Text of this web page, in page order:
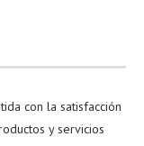
con la satisfacción
y servicios